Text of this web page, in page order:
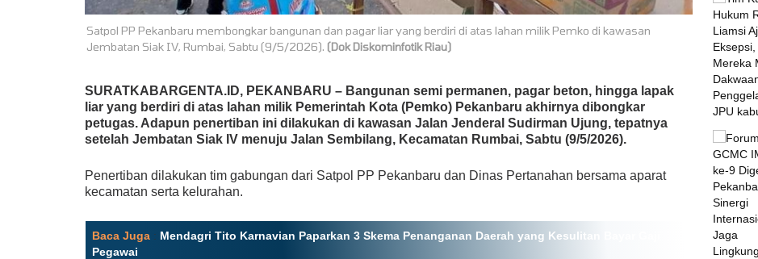
Satpol PP Pekanbaru membongkar bangunan dan pagar liar yang berdiri di atas lahan milik Pemko di kawasan
Jembatan Siak IV, Rumbai, Sabtu (9/5/2026). (Dok Diskominfotik Riau)
SURATKABARGENTA.ID, PEKANBARU – Bangunan semi permanen, pagar beton, hingga lapak
liar yang berdiri di atas lahan milik Pemerintah Kota (Pemko) Pekanbaru akhirnya dibongkar
petugas. Adapun penertiban ini dilakukan di kawasan Jalan Jenderal Sudirman Ujung, tepatnya
setelah Jembatan Siak IV menuju Jalan Sembilang, Kecamatan Rumbai, Sabtu (9/5/2026).
Penertiban dilakukan tim gabungan dari Satpol PP Pekanbaru dan Dinas Pertanahan bersama aparat
kecamatan serta kelurahan.
Baca Juga : Mendagri Tito Karnavian Paparkan 3 Skema Penanganan Daerah yang Kesulitan Bayar Gaji
Pegawai